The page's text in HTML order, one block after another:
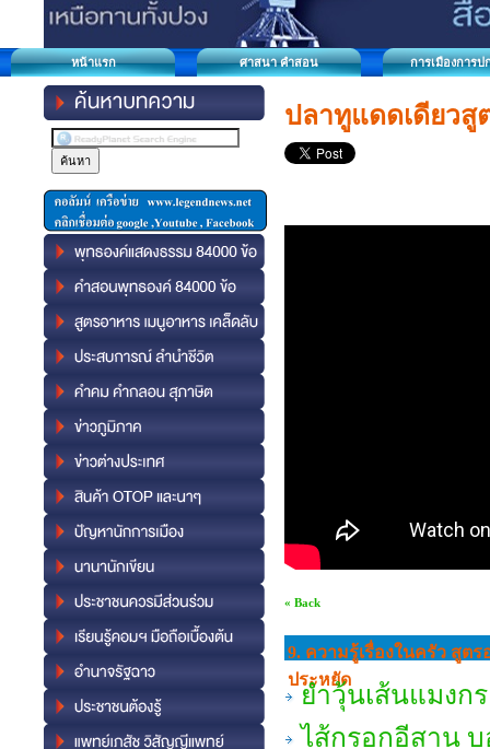
หน้าแรก ศาสนา คำสอน การเมืองการป
ปลาทูแดดเดียวสู
« Back
9. ความรู้เรื่องในครัว สูต
ประหยัด
ยำวุ้นเส้นแมงก
ไส้กรอกอีสาน